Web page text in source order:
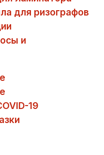
для ризографов
и
19